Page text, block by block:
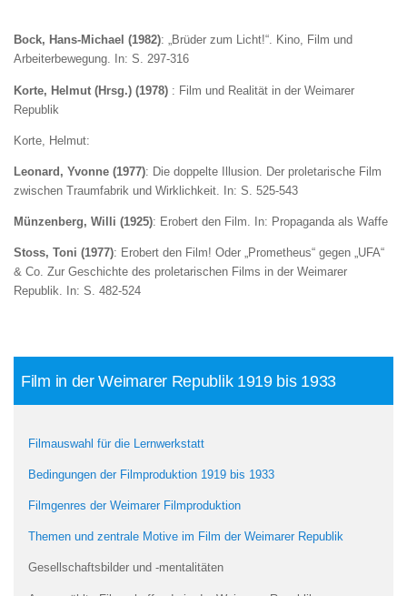
Bock, Hans-Michael (1982): „Brüder zum Licht!“. Kino, Film und
Arbeiterbewegung. In: S. 297-316
Korte, Helmut (Hrsg.) (1978) : Film und Realität in der Weimarer
Republik
Korte, Helmut:
Leonard, Yvonne (1977): Die doppelte Illusion. Der proletarische Film
zwischen Traumfabrik und Wirklichkeit. In: S. 525-543
Münzenberg, Willi (1925): Erobert den Film. In: Propaganda als Waffe
Stoss, Toni (1977): Erobert den Film! Oder „Prometheus“ gegen „UFA“
& Co. Zur Geschichte des proletarischen Films in der Weimarer
Republik. In: S. 482-524
Film in der Weimarer Republik 1919 bis 1933
Filmauswahl für die Lernwerkstatt
Bedingungen der Filmproduktion 1919 bis 1933
Filmgenres der Weimarer Filmproduktion
Themen und zentrale Motive im Film der Weimarer Republik
Gesellschaftsbilder und -mentalitäten